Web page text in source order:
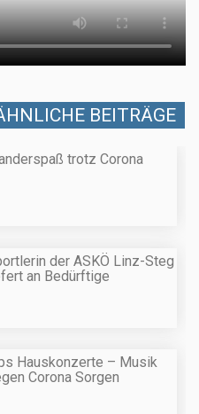
BEITRÄGE
trotz Corona
der ASKÖ Linz-Steg
an Bedürftige
Hauskonzerte – Musik
Corona Sorgen